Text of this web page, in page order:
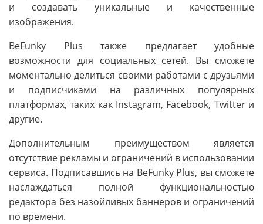
и создавать уникальные и качественные
изображения.
BeFunky Plus также предлагает удобные
возможности для социальных сетей. Вы сможете
моментально делиться своими работами с друзьями
и подписчиками на различных популярных
платформах, таких как Instagram, Facebook, Twitter и
другие.
Дополнительным преимуществом является
отсутствие рекламы и ограничений в использовании
сервиса. Подписавшись на BeFunky Plus, вы сможете
наслаждаться полной функциональностью
редактора без назойливых баннеров и ограничений
по времени.